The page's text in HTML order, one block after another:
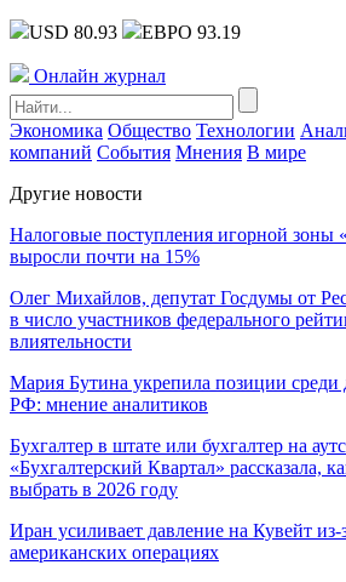
USD 80.93 ЕВРО 93.19
Онлайн журнал
Экономика Общество Технологии
компаний События Мнения В мире
Другие новости
Налоговые поступления игорной зоны
выросли почти на 15%
Олег Михайлов, депутат Госдумы от
в число участников федерального
влиятельности
Мария Бутина укрепила позиции среди
РФ: мнение аналитиков
Бухгалтер в штате или бухгалтер на
«Бухгалтерский Квартал» рассказала,
выбрать в 2026 году
Иран усиливает давление на Кувейт из-
американских операциях